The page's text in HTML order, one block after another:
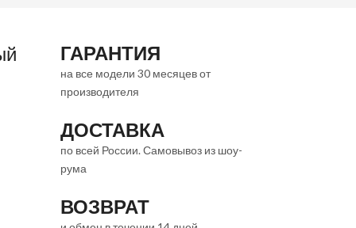
ГАРАНТИЯ
на все модели 30 месяцев от
производителя
ДОСТАВКА
по всей России. Самовывоз из шоу-
рума
ВОЗВРАТ